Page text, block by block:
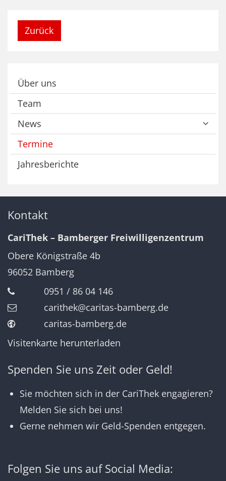
Zurück
Über uns
Team
News
Termine
Jahresberichte
Kontakt
CariThek – Bamberger Freiwilligenzentrum
Obere Königstraße 4b
96052 Bamberg
0951 / 86 04 146
carithek@caritas-bamberg.de
caritas-bamberg.de
Visitenkarte herunterladen
Spenden Sie uns Zeit oder Geld!
Sie möchten sich in der CariThek engagieren?
Melden Sie sich bei uns!
Gerne nehmen wir Geld-Spenden entgegen.
Folgen Sie uns auf Social Media: